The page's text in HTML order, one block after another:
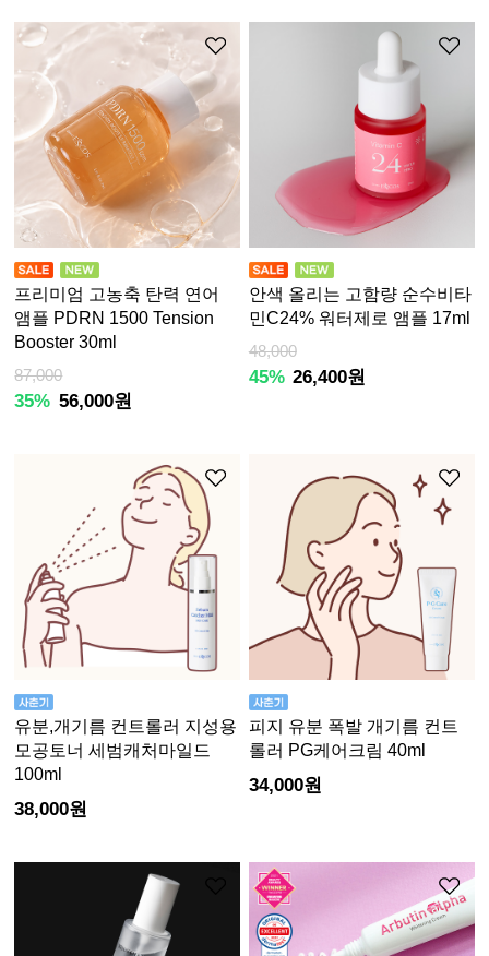
프리미엄 고농축 탄력 연어
앰플 PDRN 1500 Tension
Booster 30ml
87,000
35% 56,000원
안색 올리는 고함량 순수비타
민C24% 워터제로 앰플 17ml
48,000
45% 26,400원
유분,개기름 컨트롤러 지성용
모공토너 세범캐처마일드
100ml
38,000원
피지 유분 폭발 개기름 컨트
롤러 PG케어크림 40ml
34,000원